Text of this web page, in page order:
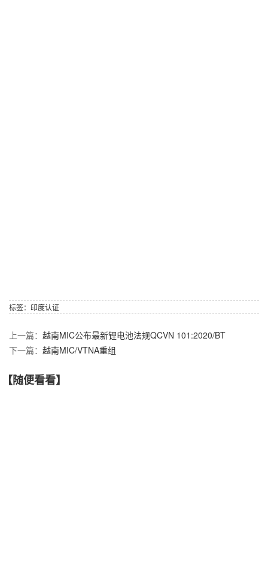
标签： 印度认证
上一篇： 越南MIC公布最新锂电池法规QCVN 101:2020/BT
下一篇： 越南MIC/VTNA重组
【随便看看】